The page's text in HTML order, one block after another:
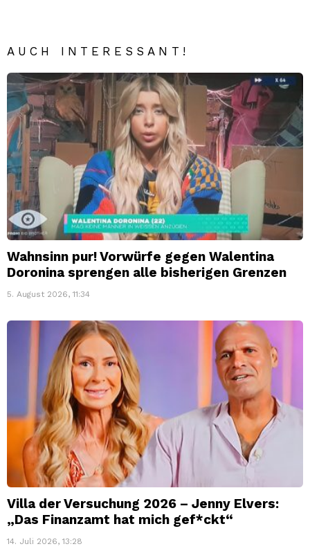
AUCH INTERESSANT!
Wahnsinn pur! Vorwürfe gegen Walentina
Doronina sprengen alle bisherigen Grenzen
5. August 2026, 11:34
Villa der Versuchung 2026 – Jenny Elvers:
„Das Finanzamt hat mich gef*ckt“
14. Juli 2026, 13:28